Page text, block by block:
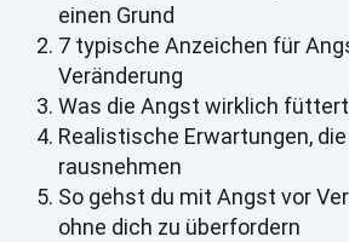
einen Grund
7 typische Anzeichen für
Veränderung
Was die Angst wirklich füttert
Realistische Erwartungen,
rausnehmen
So gehst du mit Angst vor
ohne dich zu überfordern